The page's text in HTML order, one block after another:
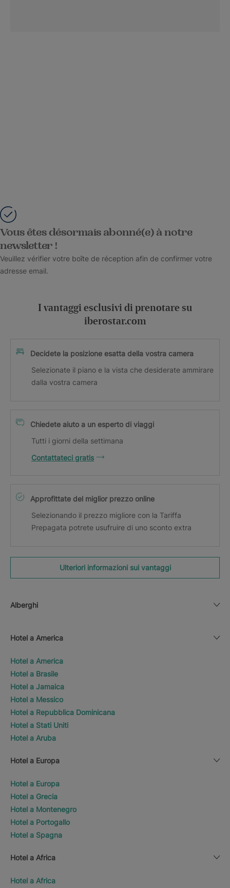
Vous êtes désormais abonné(e) à notre
newsletter !
Veuillez vérifier votre boîte de réception afin de confirmer votre
adresse email.
I vantaggi esclusivi di prenotare su
iberostar.com
Decidete la posizione esatta della vostra camera
Selezionate il piano e la vista che desiderate ammirare
dalla vostra camera
Chiedete aiuto a un esperto di viaggi
Tutti i giorni della settimana
Contattateci gratis
Approfittate del miglior prezzo online
Selezionando il prezzo migliore con la Tariffa
Prepagata potrete usufruire di uno sconto extra
Ulteriori informazioni sui vantaggi
Alberghi
Hotel a America
Hotel a America
Hotel a Brasile
Hotel a Jamaica
Hotel a Messico
Hotel a Repubblica Dominicana
Hotel a Stati Uniti
Hotel a Aruba
Hotel a Europa
Hotel a Europa
Hotel a Grecia
Hotel a Montenegro
Hotel a Portogallo
Hotel a Spagna
Hotel a Africa
Hotel a Africa